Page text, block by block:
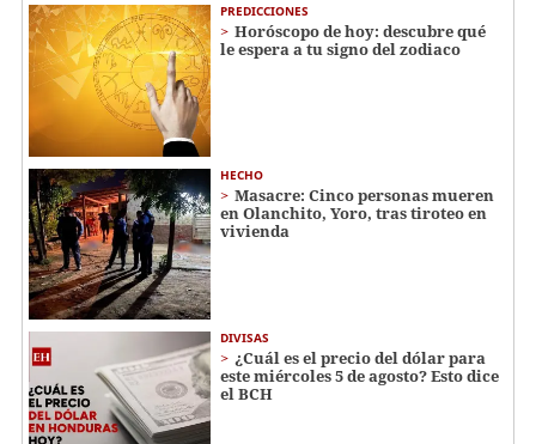
PREDICCIONES
Horóscopo de hoy: descubre qué
le espera a tu signo del zodiaco
HECHO
Masacre: Cinco personas mueren
en Olanchito, Yoro, tras tiroteo en
vivienda
DIVISAS
¿Cuál es el precio del dólar para
este miércoles 5 de agosto? Esto dice
el BCH